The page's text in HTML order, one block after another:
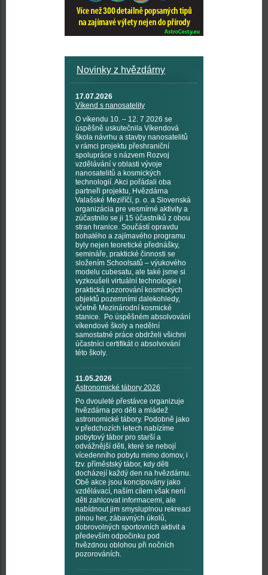
Novinky z hvězdárny
17.07.2026
Víkend s nanosatelity
O víkendu 10. – 12. 7 2026 se
úspěšně uskutečnila Víkendová
škola návrhu a stavby nanosatelitů
v rámci projektu přeshraniční
spolupráce s názvem Rozvoj
vzdělávání v oblasti vývoje
nanosatelitů a kosmických
technologií. Akci pořádali oba
partneři projektu, Hvězdárna
Valašské Meziříčí, p. o. a Slovenská
organizácia pre vesmírné aktivity a
zúčastnilo se ji 15 účastníků z obou
stran hranice. Součástí opravdu
bohatého a zajímavého programu
byly nejen teoretické přednášky,
semináře, praktické činnosti se
složením Schoolsatů – výukového
modelu cubesatu, ale také jsme si
vyzkoušeli virtuální technologie i
praktická pozorování kosmických
objektů pozemními dalekohledy,
včetně Mezinárodní kosmické
stanice. Po úspěšném absolvování
víkendové školy a nedělní
samostatné práce obdrželi všichni
účastníci certifikát o absolvování
této školy.
11.05.2026
Astronomické tábory 2026
Po dvouleté přestávce organizuje
hvězdárna pro děti a mládež
astronomické tábory. Podobně jako
v předchozích letech nabízíme
pobytový tábor pro starší a
odvážnější děti, které se nebojí
vícedenního pobytu mimo domov, i
tzv. příměstský tábor, kdy děti
docházejí každý den na hvězdárnu.
Obě akce jsou koncipovány jako
vzdělávací, naším cílem však není
děti zahlcovat informacemi, ale
nabídnout jim smysluplnou rekreaci
plnou her, zábavných úkolů,
dobrovolných sportovních aktivit a
především odpočinku pod
hvězdnou oblohou při nočních
pozorováních.